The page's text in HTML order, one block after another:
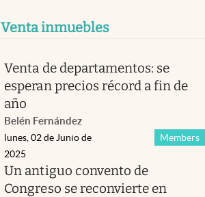
Venta inmuebles
Venta de departamentos: se
esperan precios récord a fin de
año
Belén Fernández
Members
lunes, 02 de Junio de
2025
Un antiguo convento de
Congreso se reconvierte en